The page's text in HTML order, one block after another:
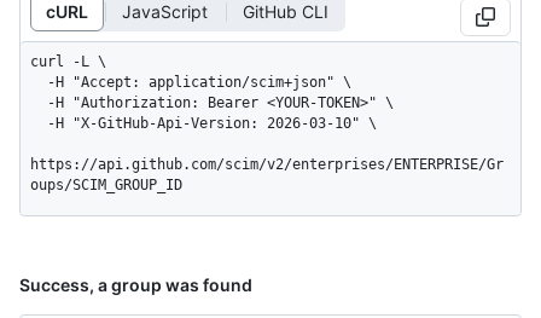
cURL JavaScript GitHub CLI
curl -L \
https://api.github.com/scim/v2/enterprises/ENTERPRISE/Gr
oups/SCIM_GROUP_ID
Success, a group was found